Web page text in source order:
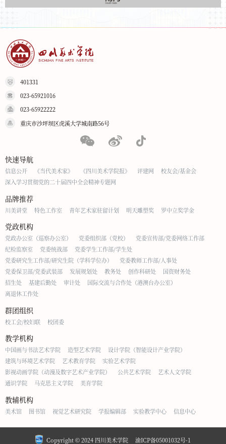
401331
023-65921016
023-65922222
重庆市沙坪坝区虎溪大学城南路56号
快速导航
信息公开 《当代美术家》 《四川美术学院报》 评建网
校友会/基金会
深入学习贯彻党的二十届四中全会精神专题网
品牌推荐
川美讲堂 特色工作室 青年艺术家驻留计划 明天雕塑奖 罗中立奖学金
党政机构
党政办公室（巡察办公室） 党委组织部（党校）
党委宣传部/党委网络工作部
纪检监察室
党委统战部
党委学生工作部/学生处
党委研究生工作部/研究生院（学科学位办）
党委教师工作部/人事处
党委保卫部/党委武装部
发展规划处 教务处 创作科研处
国资财务处
招生处
基建后勤处 审计处
国际交流与合作处（港澳台办公室）
离退休工作处
群团组织
校工会/校妇联 校团委
教学机构
中国画与书法艺术学院 造型艺术学院
设计学院（智能设计产业学院）
建筑与环境艺术学院
艺术教育学院
实验艺术学院
影视动画学院（动漫及数字艺术产业学院）
公共艺术学院
艺术人文学院
通识学院
马克思主义学院 美育学院
教辅机构
美术馆 图书馆 视觉艺术研究院 学报编辑部 实验教学中心 信息中心
Copyright © 2024 四川美术学院 渝ICP备05001032号-1